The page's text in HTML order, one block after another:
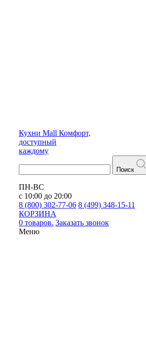
Кухни Mall Комфорт,
доступный
каждому
Поиск
ПН-ВС
с 10:00 до 20:00
8 (800) 302-77-06 8 (499) 348-15-11
КОРЗИНА
0 товаров. Заказать звонок
Меню